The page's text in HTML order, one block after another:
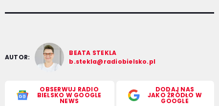
AUTOR:
BEATA STEKLA
b.stekla@radiobielsko.pl
OBSERWUJ RADIO
BIELSKO W GOOGLE
NEWS
DODAJ NAS
JAKO ŹRÓDŁO W
GOOGLE